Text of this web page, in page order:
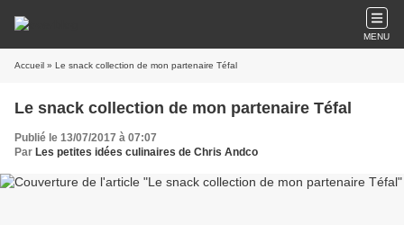
MENU
Accueil » Le snack collection de mon partenaire Téfal
Le snack collection de mon partenaire Téfal
Publié le 13/07/2017 à 07:07
Par Les petites idées culinaires de Chris Andco